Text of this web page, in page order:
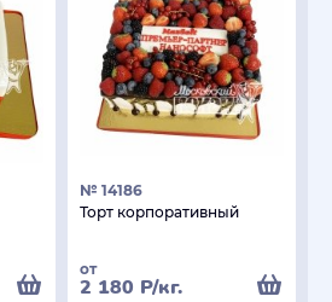
№ 14186
Торт корпоративный
от
2 180 Р/кг.